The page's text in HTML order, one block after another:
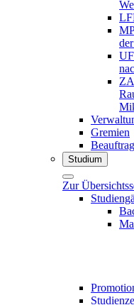
Gremien
Studium
Zur